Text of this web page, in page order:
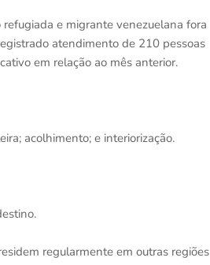
e migrante venezuelana fora
atendimento de 210 pessoas
em relação ao mês anterior.
acolhimento; e interiorização.
regularmente em outras regiões